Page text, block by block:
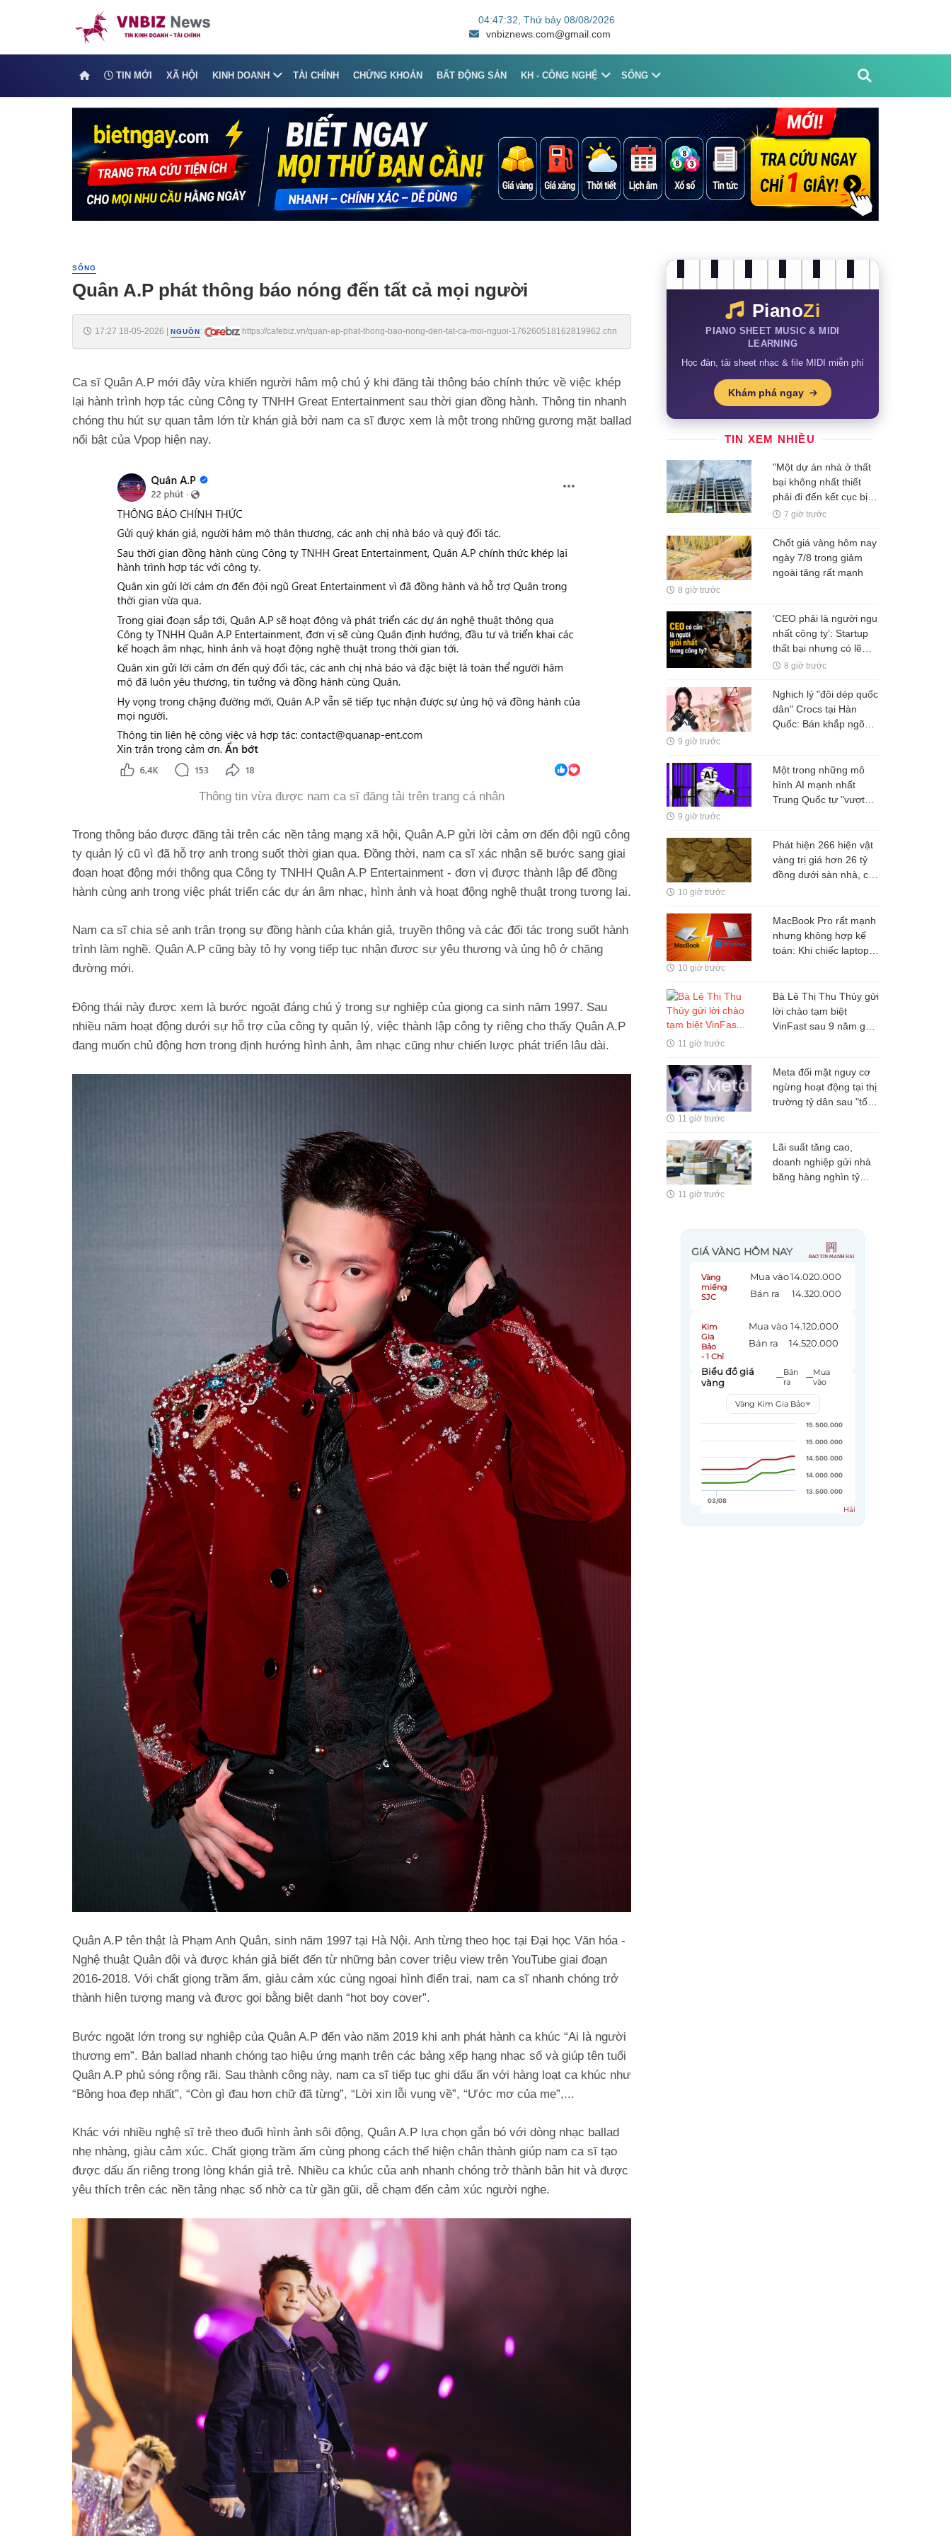
04:47:32 , Thứ bảy 08/08/2026
vnbiznews.com@gmail.com
TIN MỚI XÃ HỘI KINH DOANH TÀI CHÍNH CHỨNG KHOÁN BẤT ĐỘNG SẢN KH - CÔNG NGHỆ SỐNG
SỐNG
Quân A.P phát thông báo nóng đến tất cả mọi người
17:27 18-05-2026 | NGUỒN: https://cafebiz.vn/quan-ap-phat-thong-bao-nong-den-tat-ca-moi-nguoi-176260518162819962.chn
Ca sĩ Quân A.P mới đây vừa khiến người hâm mộ chú ý khi đăng tải thông báo chính thức về việc khép
lại hành trình hợp tác cùng Công ty TNHH Great Entertainment sau thời gian đồng hành. Thông tin nhanh
chóng thu hút sự quan tâm lớn từ khán giả bởi nam ca sĩ được xem là một trong những gương mặt ballad
nổi bật của Vpop hiện nay.
Thông tin vừa được nam ca sĩ đăng tải trên trang cá nhân
Trong thông báo được đăng tải trên các nền tảng mạng xã hội, Quân A.P gửi lời cảm ơn đến đội ngũ công
ty quản lý cũ vì đã hỗ trợ anh trong suốt thời gian qua. Đồng thời, nam ca sĩ xác nhận sẽ bước sang giai
đoạn hoạt động mới thông qua Công ty TNHH Quân A.P Entertainment - đơn vị được thành lập để đồng
hành cùng anh trong việc phát triển các dự án âm nhạc, hình ảnh và hoạt động nghệ thuật trong tương lai.
Nam ca sĩ chia sẻ anh trân trọng sự đồng hành của khán giả, truyền thông và các đối tác trong suốt hành
trình làm nghề. Quân A.P cũng bày tỏ hy vọng tiếp tục nhận được sự yêu thương và ủng hộ ở chặng
đường mới.
Động thái này được xem là bước ngoặt đáng chú ý trong sự nghiệp của giọng ca sinh năm 1997. Sau
nhiều năm hoạt động dưới sự hỗ trợ của công ty quản lý, việc thành lập công ty riêng cho thấy Quân A.P
đang muốn chủ động hơn trong định hướng hình ảnh, âm nhạc cũng như chiến lược phát triển lâu dài.
Quân A.P tên thật là Phạm Anh Quân, sinh năm 1997 tại Hà Nội. Anh từng theo học tại Đại học Văn hóa -
Nghệ thuật Quân đội và được khán giả biết đến từ những bản cover triệu view trên YouTube giai đoạn
2016-2018. Với chất giọng trầm ấm, giàu cảm xúc cùng ngoại hình điển trai, nam ca sĩ nhanh chóng trở
thành hiện tượng mạng và được gọi bằng biệt danh “hot boy cover”.
Bước ngoặt lớn trong sự nghiệp của Quân A.P đến vào năm 2019 khi anh phát hành ca khúc “Ai là người
thương em”. Bản ballad nhanh chóng tạo hiệu ứng mạnh trên các bảng xếp hạng nhạc số và giúp tên tuổi
Quân A.P phủ sóng rộng rãi. Sau thành công này, nam ca sĩ tiếp tục ghi dấu ấn với hàng loạt ca khúc như
“Bông hoa đẹp nhất”, “Còn gì đau hơn chữ đã từng”, “Lời xin lỗi vụng về”, “Ước mơ của mẹ”,...
Khác với nhiều nghệ sĩ trẻ theo đuổi hình ảnh sôi động, Quân A.P lựa chọn gắn bó với dòng nhạc ballad
nhẹ nhàng, giàu cảm xúc. Chất giọng trầm ấm cùng phong cách thể hiện chân thành giúp nam ca sĩ tạo
được dấu ấn riêng trong lòng khán giả trẻ. Nhiều ca khúc của anh nhanh chóng trở thành bản hit và được
yêu thích trên các nền tảng nhạc số nhờ ca từ gần gũi, dễ chạm đến cảm xúc người nghe.
PianoZi
PIANO SHEET MUSIC & MIDI
LEARNING
Học đàn, tải sheet nhạc & file MIDI miễn phí
Khám phá ngay
TIN XEM NHIỀU
"Một dự án nhà ở thất
bại không nhất thiết
phải đi đến kết cục bị
bỏ hoang"
7 giờ trước
Chốt giá vàng hôm nay
ngày 7/8 trong giảm
ngoài tăng rất mạnh
8 giờ trước
‘CEO phải là người ngu
nhất công ty’: Startup
thất bại nhưng có lẽ
Nguyễn Minh Thảo đã
8 giờ trước
Nghịch lý "đôi dép quốc
dân" Crocs tại Hàn
Quốc: Bán khắp ngõ
9 giờ trước
Một trong những mô
hình AI mạnh nhất
Trung Quốc tự "vượt
9 giờ trước
Phát hiện 266 hiện vật
vàng trị giá hơn 26 tỷ
đồng dưới sàn nhà, cơ
10 giờ trước
MacBook Pro rất mạnh
nhưng không hợp kế
toán: Khi chiếc laptop
toán của người dùng
10 giờ trước
Bà Lê Thị Thu Thủy gửi
lời chào tạm biệt
VinFast sau 9 năm gắn
11 giờ trước
Meta đối mặt nguy cơ
ngừng hoạt động tại thị
trường tỷ dân sau "tối
11 giờ trước
Lãi suất tăng cao,
doanh nghiệp gửi nhà
băng hàng nghìn tỷ
11 giờ trước